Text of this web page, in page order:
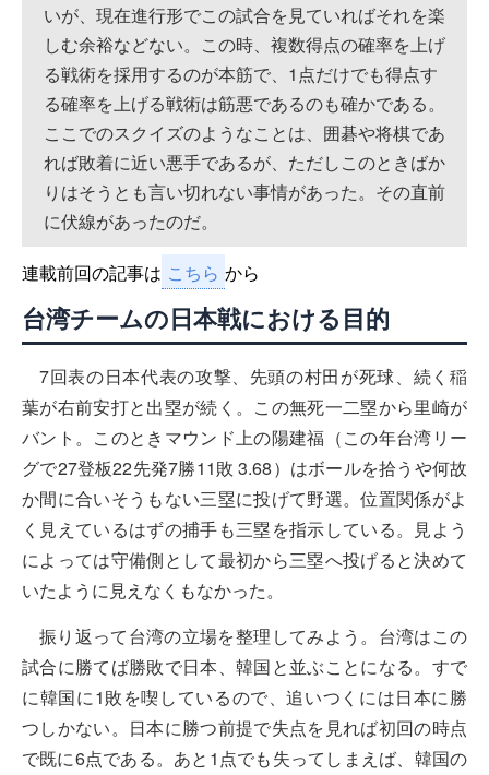
いが、現在進行形でこの試合を見ていればそれを楽
しむ余裕などない。この時、複数得点の確率を上げ
る戦術を採用するのが本筋で、1点だけでも得点す
る確率を上げる戦術は筋悪であるのも確かである。
ここでのスクイズのようなことは、囲碁や将棋であ
れば敗着に近い悪手であるが、ただしこのときばか
りはそうとも言い切れない事情があった。その直前
に伏線があったのだ。
連載前回の記事は こちら から
台湾チームの日本戦における目的
7回表の日本代表の攻撃、先頭の村田が死球、続く稲
葉が右前安打と出塁が続く。この無死一二塁から里崎が
バント。このときマウンド上の陽建福（この年台湾リー
グで27登板22先発7勝11敗 3.68）はボールを拾うや何故
か間に合いそうもない三塁に投げて野選。位置関係がよ
く見えているはずの捕手も三塁を指示している。見よう
によっては守備側として最初から三塁へ投げると決めて
いたように見えなくもなかった。
振り返って台湾の立場を整理してみよう。台湾はこの
試合に勝てば勝敗で日本、韓国と並ぶことになる。すで
に韓国に1敗を喫しているので、追いつくには日本に勝
つしかない。日本に勝つ前提で失点を見れば初回の時点
で既に6点である。あと1点でも失ってしまえば、韓国の